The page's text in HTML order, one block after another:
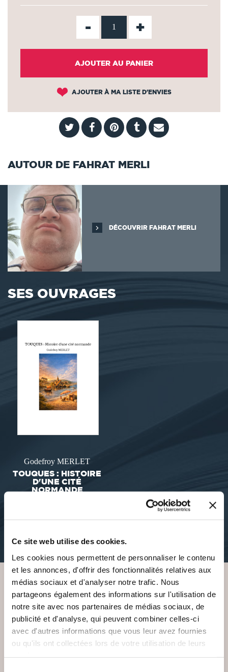
Ce site web utilise des cookies.
Les cookies nous permettent de personnaliser le contenu
et les annonces, d'offrir des fonctionnalités relatives aux
médias sociaux et d'analyser notre trafic. Nous
partageons également des informations sur l'utilisation de
notre site avec nos partenaires de médias sociaux, de
publicité et d'analyse, qui peuvent combiner celles-ci
avec d'autres informations que vous leur avez fournies
ou qu'ils ont collectées lors de votre utilisation de leurs
- +
AJOUTER AU PANIER
AJOUTER À MA LISTE D'ENVIES
AUTOUR DE FAHRAT MERLI
DÉCOUVRIR FAHRAT MERLI
SES OUVRAGES
Godefroy MERLET
TOUQUES : HISTOIRE
D'UNE CITÉ
NORMANDE
romans-historiques
15€80
VOUS AIMEREZ AUSSI